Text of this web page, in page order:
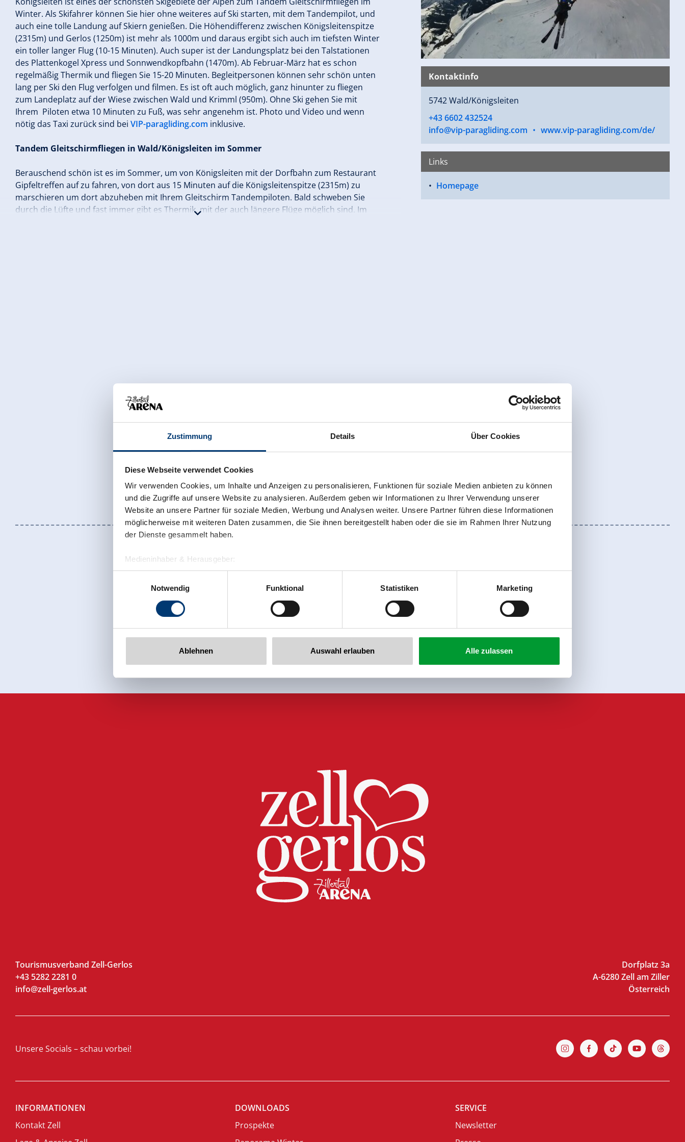
Zustimmung Details Über Cookies
Diese Webseite verwendet Cookies
Wir verwenden Cookies, um Inhalte und Anzeigen zu personalisieren, Funktionen für soziale Medien anbieten zu können
und die Zugriffe auf unsere Website zu analysieren. Außerdem geben wir Informationen zu Ihrer Verwendung unserer
Website an unsere Partner für soziale Medien, Werbung und Analysen weiter. Unsere Partner führen diese Informationen
möglicherweise mit weiteren Daten zusammen, die Sie ihnen bereitgestellt haben oder die sie im Rahmen Ihrer Nutzung
der Dienste gesammelt haben.
Medieninhaber & Herausgeber:
Zeller Bergbahnen Zillertal GmbH & Co KG
Rohr 23// A-6280 Zell am Ziller
www.zillertalarena.com
Notwendig
Funktional Statistiken Marketing
Ablehnen Auswahl erlauben Alle zulassen
Winter. Als Skifahrer können Sie hier ohne weiteres auf Ski starten, mit dem Tandempilot, und
auch eine tolle Landung auf Skiern genießen. Die Höhendifferenz zwischen Königsleitenspitze
(2315m) und Gerlos (1250m) ist mehr als 1000m und daraus ergibt sich auch im tiefsten Winter
ein toller langer Flug (10-15 Minuten). Auch super ist der Landungsplatz bei den Talstationen
des Plattenkogel Xpress und Sonnwendkopfbahn (1470m). Ab Februar-März hat es schon
regelmäßig Thermik und fliegen Sie 15-20 Minuten. Begleitpersonen können sehr schön unten
lang per Ski den Flug verfolgen und filmen. Es ist oft auch möglich, ganz hinunter zu fliegen
zum Landeplatz auf der Wiese zwischen Wald und Krimml (950m). Ohne Ski gehen Sie mit
Ihrem Piloten etwa 10 Minuten zu Fuß, was sehr angenehm ist. Photo und Video und wenn
nötig das Taxi zurück sind bei VIP-paragliding.com inklusive.
Tandem Gleitschirmfliegen in Wald/Königsleiten im Sommer
Berauschend schön ist es im Sommer, um von Königsleiten mit der Dorfbahn zum Restaurant
Gipfeltreffen auf zu fahren, von dort aus 15 Minuten auf die Königsleitenspitze (2315m) zu
marschieren um dort abzuheben mit Ihrem Gleitschirm Tandempiloten. Bald schweben Sie
durch die Lüfte und fast immer gibt es Thermik, mit der auch längere Flüge möglich sind. Im
Kontaktinfo
5742 Wald/Königsleiten
+43 6602 432524
info@vip-paragliding.com • www.vip-paragliding.com/de/
Links
Homepage
Zurück zur Übersicht
Jetzt für den newsletter anmelden!
Tourismusverband Zell-Gerlos
+43 5282 2281 0
info@zell-gerlos.at
Dorfplatz 3a
A-6280 Zell am Ziller
Österreich
Unsere Socials – schau vorbei!
INFORMATIONEN
Kontakt Zell
DOWNLOADS
Prospekte
SERVICE
Newsletter